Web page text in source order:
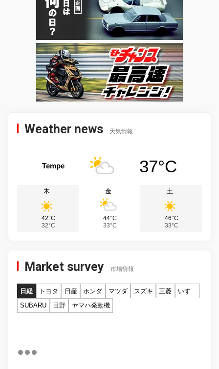
Weather news 天気情報
Tempe 37°C
木
42°C
32°C
金
44°C
33°C
土
46°C
33°C
Market survey 市場情報
日経 トヨタ 日産 ホンダ マツダ スズキ 三菱
いすゞ
SUBARU
日野 ヤマハ発動機